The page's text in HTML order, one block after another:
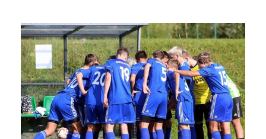
PIŁKA NOŻNA CHŁOPCÓW